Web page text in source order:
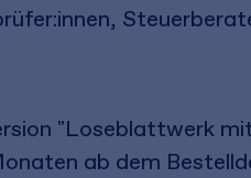
"Loseblattwerk
ab dem